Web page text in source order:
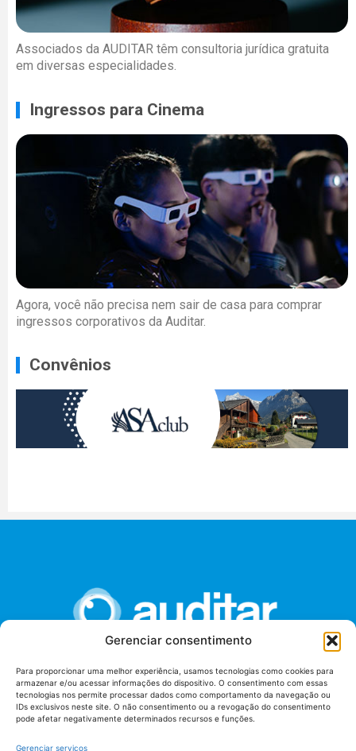
Gerenciar consentimento
Para proporcionar uma melhor experiência, usamos tecnologias como cookies para
armazenar e/ou acessar informações do dispositivo. O consentimento com essas
tecnologias nos permite processar dados como comportamento da navegação ou
IDs exclusivos neste site. O não consentimento ou a revogação do consentimento
pode afetar negativamente determinados recursos e funções.
Gerenciar serviços
Associados da AUDITAR têm consultoria jurídica gratuita
em diversas especialidades.
Ingressos para Cinema
Agora, você não precisa nem sair de casa para comprar
ingressos corporativos da Auditar.
Convênios
União dos Auditores Federais de Controle Externo -
AUDITAR
Setor de Administração Federal Sul (SAF/Sul), Qd. 04, Lt. 01